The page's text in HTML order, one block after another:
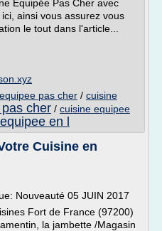
Équipée Pas Cher avec
ainsi vous assurez vous
le tout dans l'article...
pas cher / cuisine
cher / cuisine equipee
en l
Cuisine en
Nouveauté 05 JUIN 2017
Fort de France (97200)
la jambette /Magasin